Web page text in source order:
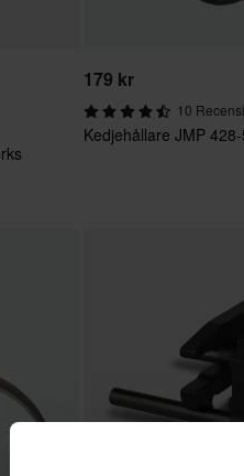
179 kr
10
Kedjehållare JMP